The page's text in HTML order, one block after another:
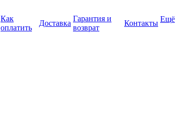
Как
оплатить
Доставка
Гарантия и
возврат
Контакты Ещё